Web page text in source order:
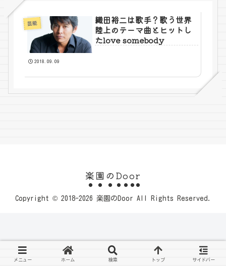
芸能
織田裕二は歌手？歌う世界
陸上のテーマ曲とヒットし
たlove somebody
2018.09.09
楽園のDoor
Copyright © 2018-2026 楽園のDoor All Rights Reserved.
メニュー ホーム 検索 トップ サイドバー